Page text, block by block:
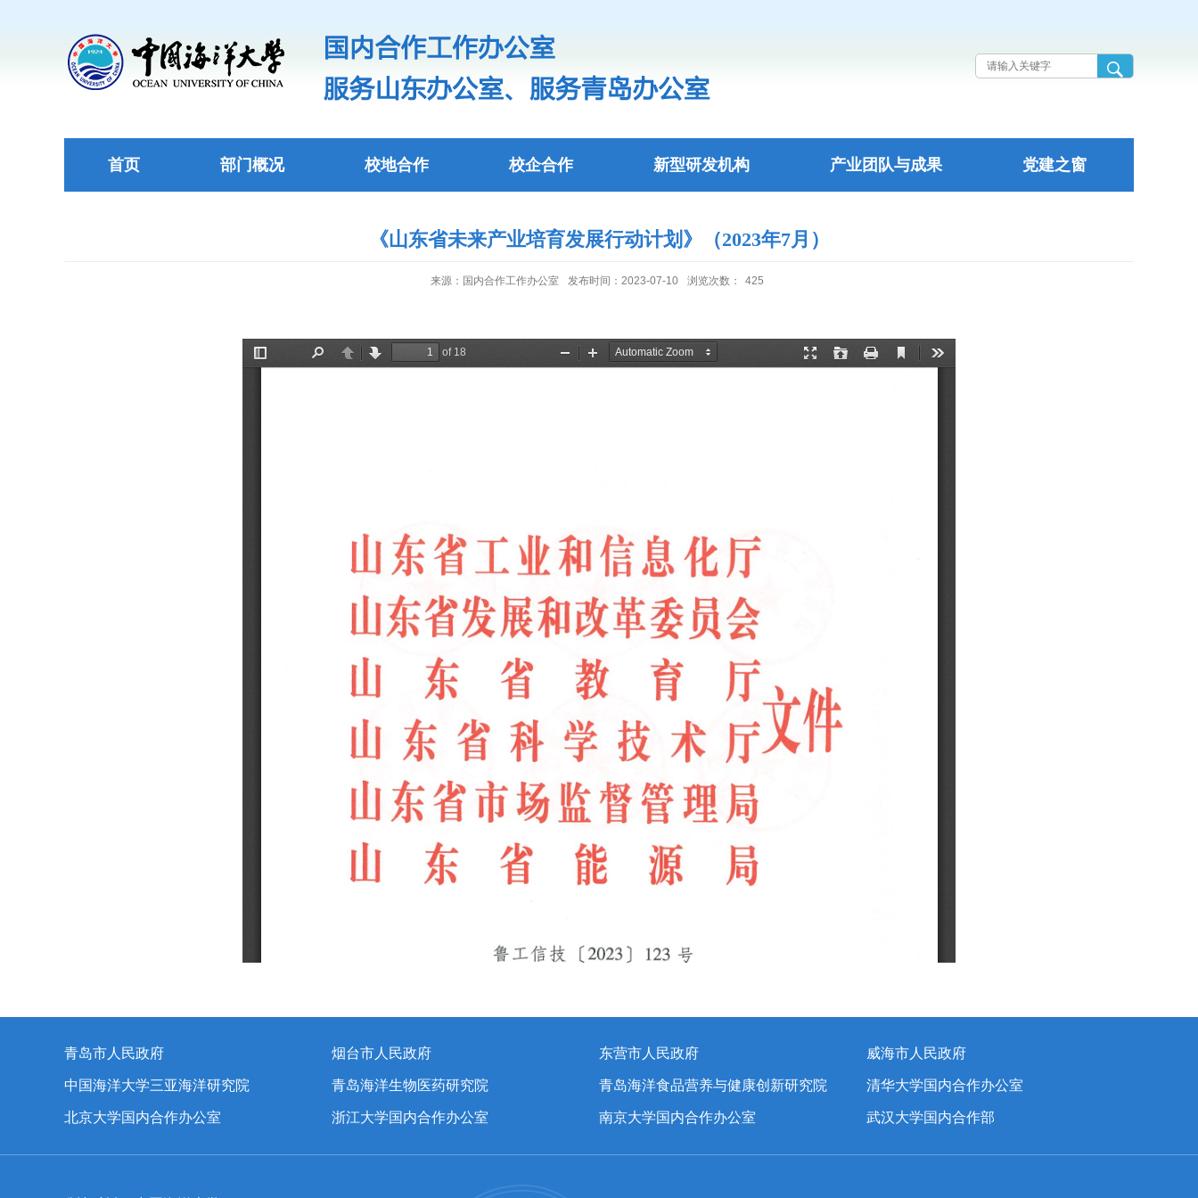
首页 部门概况 校地合作 校企合作 新型研发机构 产业团队与成果 党建之窗
《山东省未来产业培育发展行动计划》（2023年7月）
来源：国内合作工作办公室 发布时间：2023-07-10 浏览次数： 425
青岛市人民政府 烟台市人民政府 东营市人民政府 威海市人民政府
中国海洋大学三亚海洋研究院 青岛海洋生物医药研究院 青岛海洋食品营养与健康创新研究院 清华大学国内合作办公室
北京大学国内合作办公室 浙江大学国内合作办公室 南京大学国内合作办公室 武汉大学国内合作部